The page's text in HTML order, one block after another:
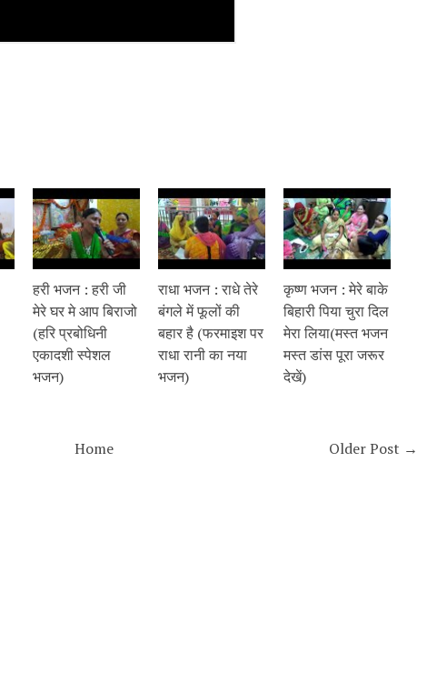
हरी भजन : हरी जी
मेरे घर मे आप बिराजो
(हरि प्रबोधिनी
एकादशी स्पेशल
भजन)
राधा भजन : राधे तेरे
बंगले में फूलों की
बहार है (फरमाइश पर
राधा रानी का नया
भजन)
कृष्ण भजन : मेरे बाके
बिहारी पिया चुरा दिल
मेरा लिया(मस्त भजन
मस्त डांस पूरा जरूर
देखें)
Older Post →
Home